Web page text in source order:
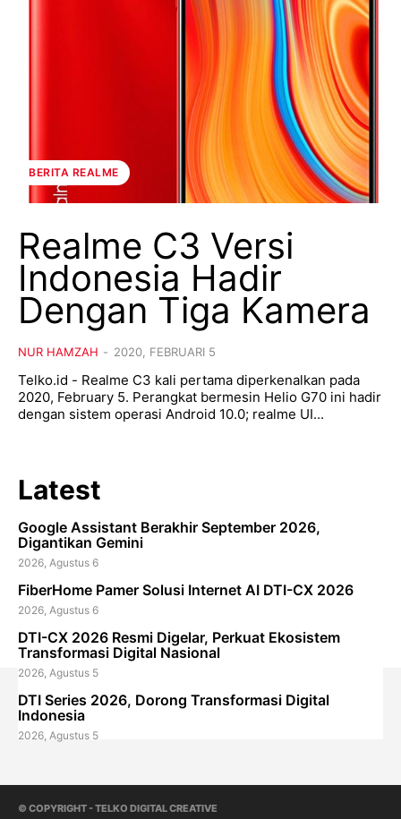
BERITA REALME
Realme C3 Versi
Indonesia Hadir
Dengan Tiga Kamera
NUR HAMZAH - 2020, FEBRUARI 5
Telko.id - Realme C3 kali pertama diperkenalkan pada
2020, February 5. Perangkat bermesin Helio G70 ini hadir
dengan sistem operasi Android 10.0; realme UI...
Latest
Google Assistant Berakhir September 2026,
Digantikan Gemini
2026, Agustus 6
FiberHome Pamer Solusi Internet AI DTI-CX 2026
2026, Agustus 6
DTI-CX 2026 Resmi Digelar, Perkuat Ekosistem
Transformasi Digital Nasional
2026, Agustus 5
DTI Series 2026, Dorong Transformasi Digital
Indonesia
2026, Agustus 5
© COPYRIGHT - TELKO DIGITAL CREATIVE